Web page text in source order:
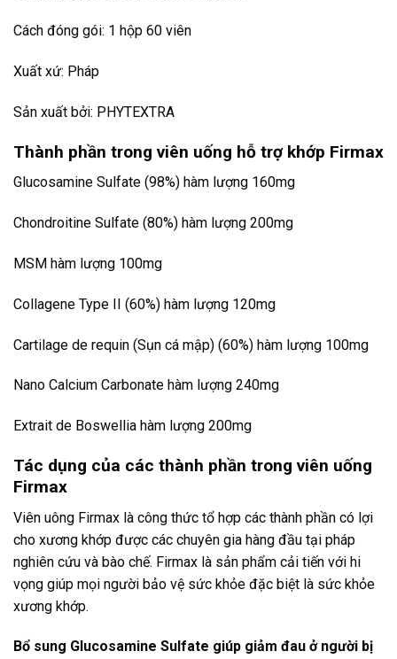
Cách đóng gói: 1 hộp 60 viên
Xuất xứ: Pháp
Sản xuất bởi: PHYTEXTRA
Thành phần trong viên uống hỗ trợ khớp Firmax
Glucosamine Sulfate (98%) hàm lượng 160mg
Chondroitine Sulfate (80%) hàm lượng 200mg
MSM hàm lượng 100mg
Collagene Type II (60%) hàm lượng 120mg
Cartilage de requin (Sụn cá mập) (60%) hàm lượng 100mg
Nano Calcium Carbonate hàm lượng 240mg
Extrait de Boswellia hàm lượng 200mg
Tác dụng của các thành phần trong viên uống
Firmax
Viên uông Firmax là công thức tổ hợp các thành phần có lợi
cho xương khớp được các chuyên gia hàng đầu tại pháp
nghiên cứu và bào chế. Firmax là sản phẩm cải tiến với hi
vọng giúp mọi người bảo vệ sức khỏe đặc biệt là sức khỏe
xương khớp.
Bổ sung Glucosamine Sulfate giúp giảm đau ở người bị